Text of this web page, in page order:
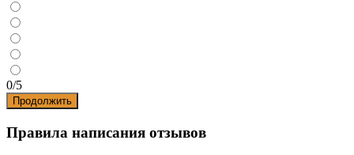
0/5
Продолжить
Правила написания отзывов